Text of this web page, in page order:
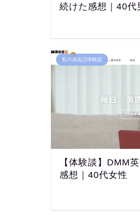
続けた感想｜40代
私の英会話体験談
【体験談】DMM
感想｜40代女性